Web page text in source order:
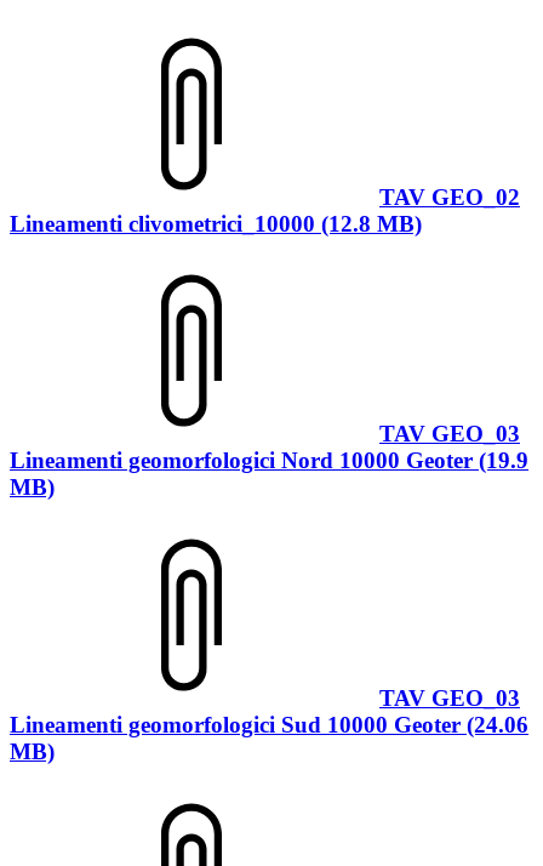
TAV GEO_02
Lineamenti clivometrici_10000 (12.8 MB)
TAV GEO_03
Lineamenti geomorfologici Nord 10000 Geoter (19.9
MB)
TAV GEO_03
Lineamenti geomorfologici Sud 10000 Geoter (24.06
MB)